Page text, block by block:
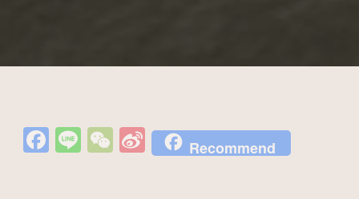
Fa Li W Si
n
Recommend